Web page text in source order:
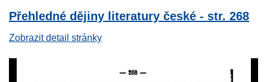
Přehledné dějiny literatury české - str. 268
Zobrazit detail stránky